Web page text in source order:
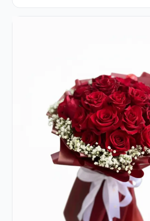
Crizanteme Albe și Lila